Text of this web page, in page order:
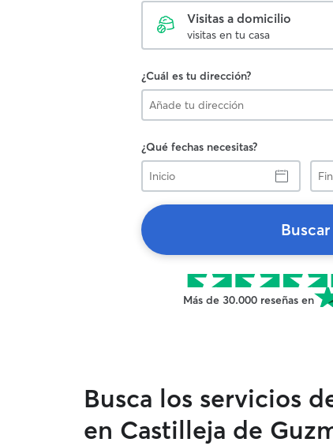
Visitas a domicilio
visitas en tu casa
¿Cuál es tu dirección?
¿Qué fechas necesitas?
Inicio
Fin
Buscar
Más de 30.000 reseñas en
Busca los servicios
en Castilleja de